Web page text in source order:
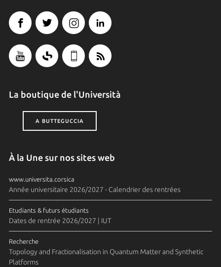
La boutique de l'Università
A BUTTEGUCCIA
À la Une sur nos sites web
www.universita.corsica
Année universitaire 2026/2027 - Calendrier des rentrées
Etudiants & futurs étudiants
Dates de rentrée 2026/2027 | IUT
Recherche
Topology and Fractionalisation in Quantum Matter and Synthetic
Platforms